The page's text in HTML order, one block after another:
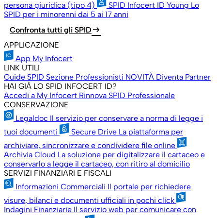
persona giuridica (tipo 4)
SPID Infocert ID Young Lo
SPID per i minorenni dai 5 ai 17 anni
Confronta tutti gli SPID arrow_right_alt
APPLICAZIONE
App My Infocert
LINK UTILI
Guide SPID Sezione Professionisti NOVITÀ Diventa Partner
HAI GIÀ LO SPID INFOCERT ID?
Accedi a My Infocert Rinnova SPID Professionale
CONSERVAZIONE
Legaldoc Il servizio per conservare a norma di legge i
tuoi documenti
Secure Drive La piattaforma per
archiviare, sincronizzare e condividere file online
Archivia Cloud La soluzione per digitalizzare il cartaceo e
conservarlo a legge il cartaceo, con ritiro al domicilio
SERVIZI FINANZIARI E FISCALI
Informazioni Commerciali Il portale per richiedere
visure, bilanci e documenti ufficiali in pochi click
Indagini Finanziarie Il servizio web per comunicare con